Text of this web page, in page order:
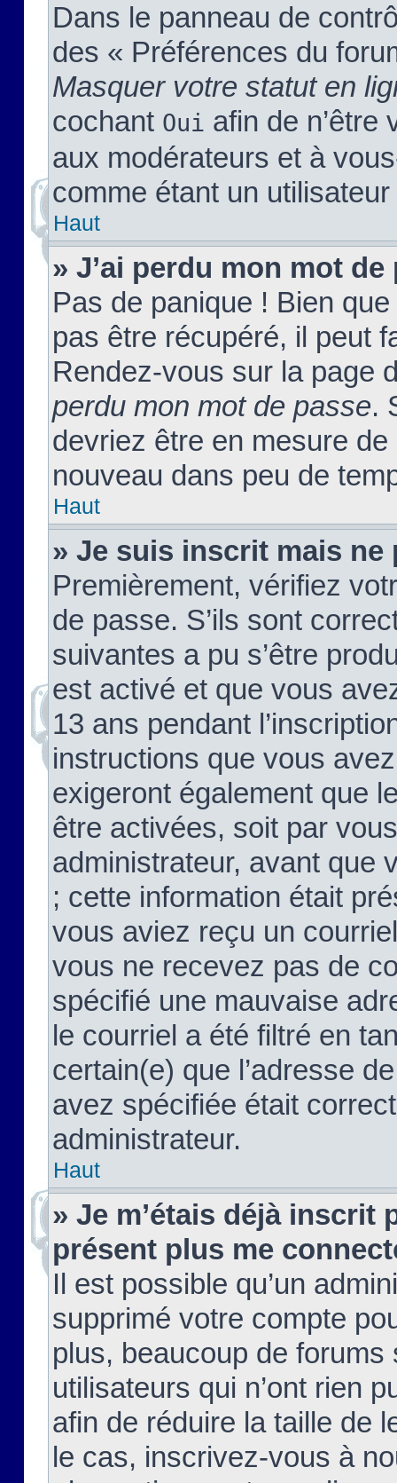
Dans le panneau de
des « Préférences du
Masquer votre statut en
cochant Oui afin de n’être
aux modérateurs et à
comme étant un
Haut
» J’ai perdu mon mot de
Pas de panique ! Bien
pas être récupéré, il peut
Rendez-vous sur la page
perdu mon mot de passe.
devriez être en mesure
nouveau dans peu de
Haut
» Je suis inscrit mais ne
Premièrement, vérifiez
de passe. S’ils sont
suivantes a pu s’être
est activé et que vous
13 ans pendant
instructions que vous
exigeront également que
être activées, soit par
administrateur, avant que
; cette information était
vous aviez reçu un
vous ne recevez pas de
spécifié une mauvaise
le courriel a été filtré en
certain(e) que l’adresse
avez spécifiée était
administrateur.
Haut
» Je m’étais déjà inscrit
présent plus me
Il est possible qu’un
supprimé votre compte
plus, beaucoup de
utilisateurs qui n’ont rien
afin de réduire la taille de
le cas, inscrivez-vous à